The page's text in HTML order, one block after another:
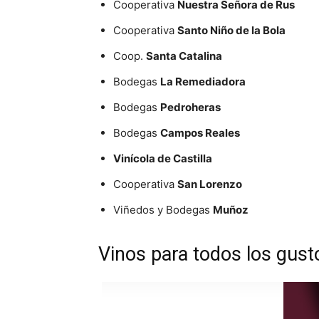
Cooperativa Nuestra Señora de Rus
Cooperativa Santo Niño de la Bola
Coop. Santa Catalina
Bodegas La Remediadora
Bodegas Pedroheras
Bodegas Campos Reales
Vinícola de Castilla
Cooperativa San Lorenzo
Viñedos y Bodegas Muñoz
Vinos para todos los